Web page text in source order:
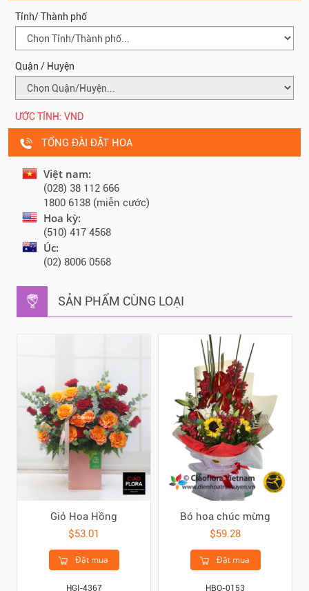
Tỉnh/ Thành phố
Quận / Huyện
ƯỚC TÍNH: VND
TỔNG ĐÀI ĐẶT HOA
Việt nam:
(028) 38 112 666
1800 6138 (miễn cước)
Hoa kỳ:
(510) 417 4568
Úc:
(02) 8006 0568
SẢN PHẨM CÙNG LOẠI
Giỏ Hoa Hồng
$53.01
Đặt mua
HGI-4367
Bó hoa chúc mừng
$59.28
Đặt mua
HBO-0153